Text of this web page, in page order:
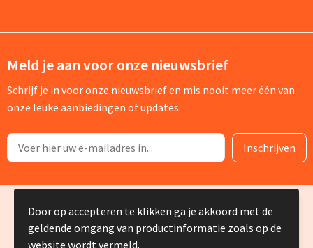
Meld je aan voor onze nieuwsbrief
Schrijf je in voor onze nieuwsbrief en mis nooit meer één van
onze leuke aanbiedingen of updates.
© Copyright Silvia Bruin reclame-advies 2025
Door op accepteren te klikken ga je akkoord met de
geldende omgang van productinformatie zoals op de
website wordt vermeld.